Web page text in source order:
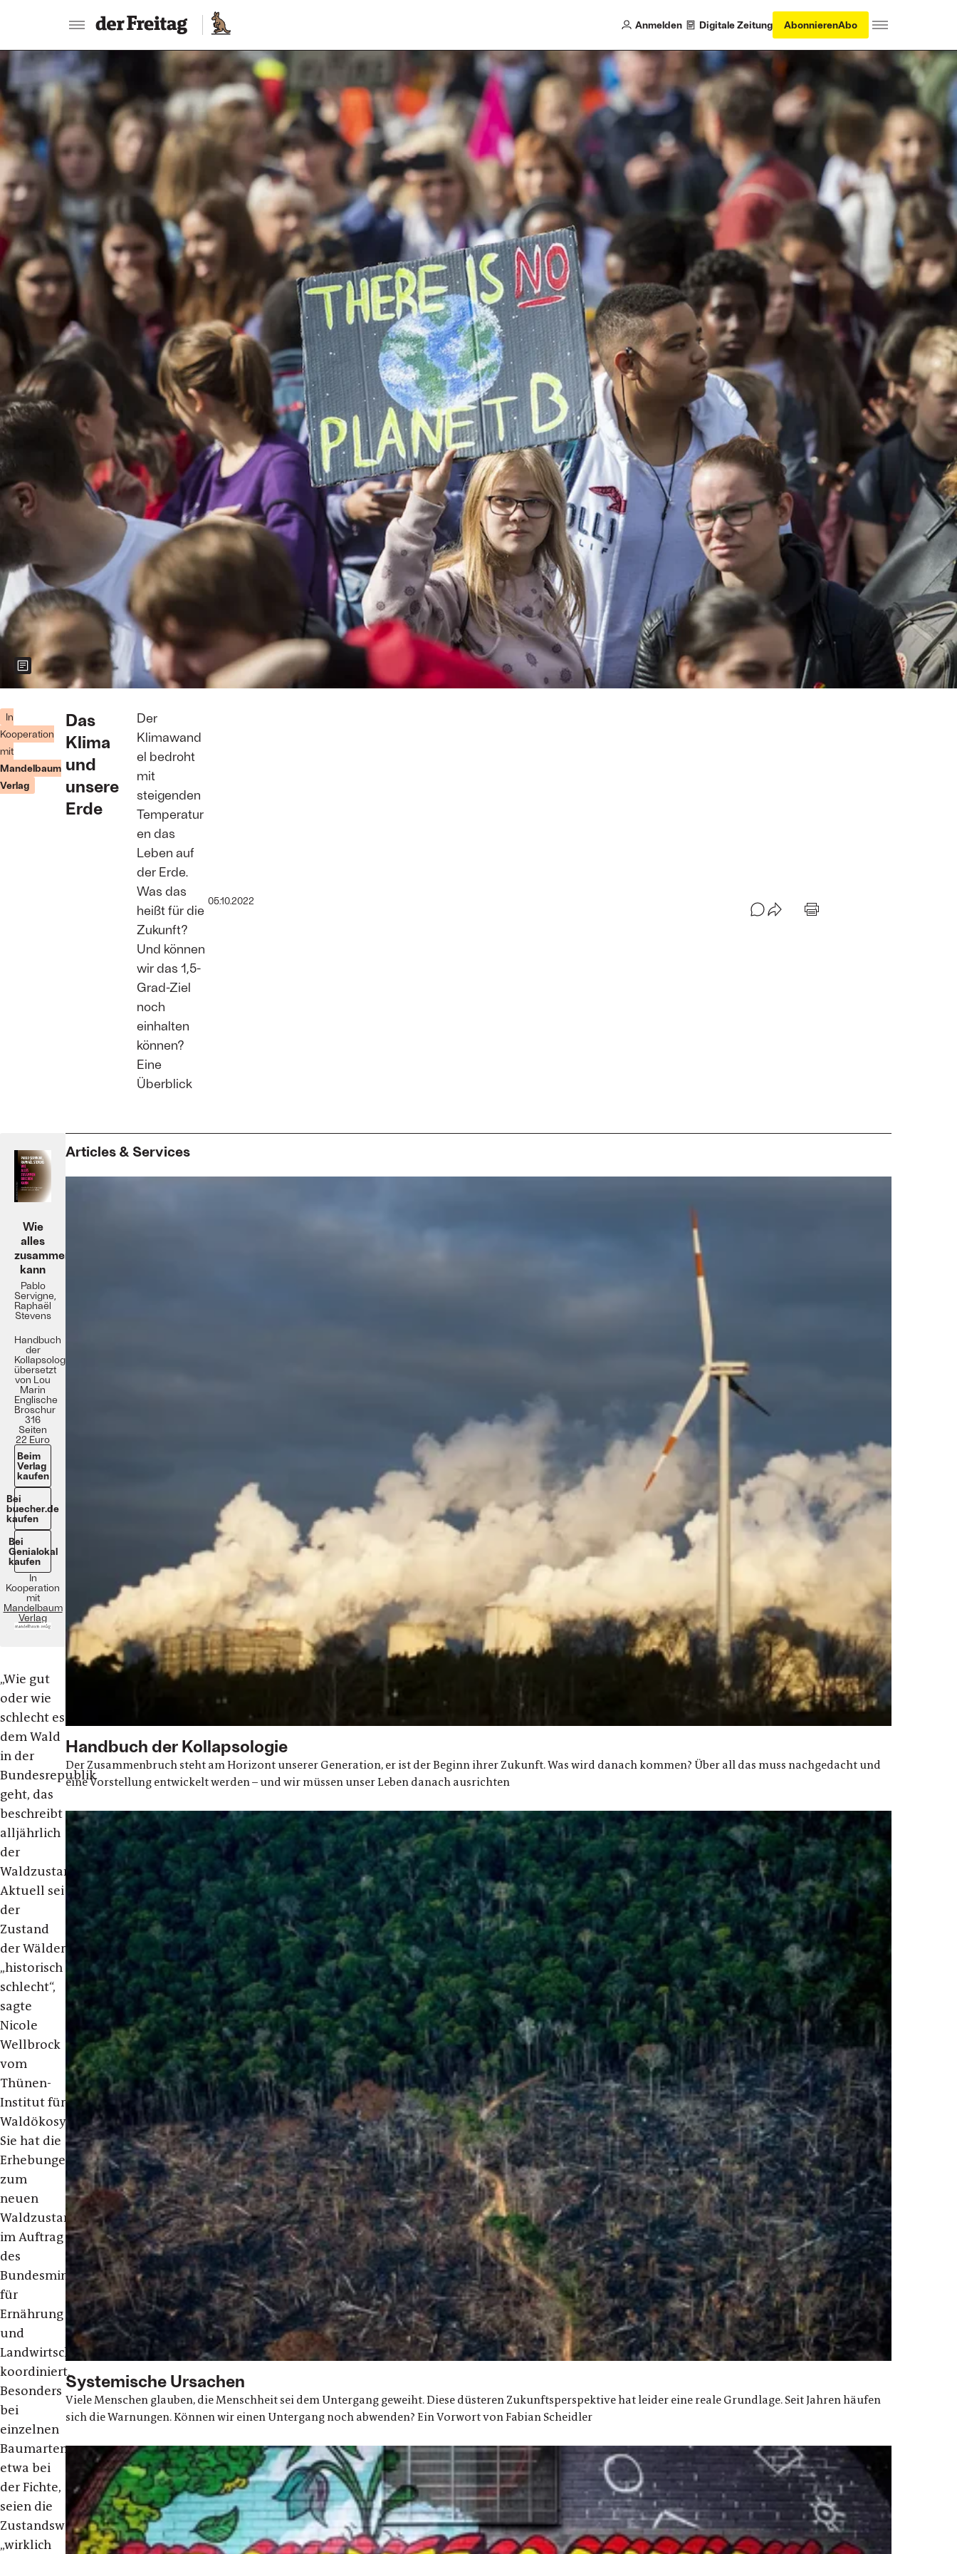
Anmelden Digitale Zeitung AbonnierenAbo
In
Kooperation
mit
Mandelbaum
Verlag
Das
Klima
und
unsere
Erde
Der
Klimawand
el bedroht
mit
steigenden
Temperatur
en das
Leben auf
der Erde.
Was das
heißt für die
Zukunft?
Und können
wir das 1,5-
Grad-Ziel
noch
einhalten
können?
Eine
Überblick
05.10.2022
Zeigt weitere Informationen zum Bild
Lohnes/Getty
Images
Wie
alles
zusammenbrechen
kann
Pablo
Servigne,
Raphaël
Stevens
Handbuch
der
Kollapsologie
übersetzt
von Lou
Marin
Englische
Broschur
316
Seiten
22 Euro
Beim
Verlag
kaufen
Bei
buecher.de
kaufen
Bei
Genialokal
kaufen
In
Kooperation
mit
Mandelbaum
Verlag
„Wie gut
oder wie
schlecht es
dem Wald
in der
Bundesrepublik
geht, das
beschreibt
alljährlich
der
Waldzustandsbericht.
Aktuell sei
der
Zustand
der Wälder
„historisch
schlecht“,
sagte
Nicole
Wellbrock
vom
Thünen-
Institut für
Waldökosysteme.
Sie hat die
Erhebungen
zum
neuen
Waldzustandsbericht
im Auftrag
des
Bundesministeriums
für
Ernährung
und
Landwirtschaft
koordiniert.
Besonders
bei
einzelnen
Baumarten,
etwa bei
der Fichte,
seien die
Zustandswerte
„wirklich
Articles & Services
Handbuch der Kollapsologie
Der Zusammenbruch steht am Horizont unserer Generation, er ist der Beginn ihrer Zukunft. Was wird danach kommen? Über all das muss nachgedacht und
eine Vorstellung entwickelt werden – und wir müssen unser Leben danach ausrichten
Systemische Ursachen
Viele Menschen glauben, die Menschheit sei dem Untergang geweiht. Diese düsteren Zukunftsperspektive hat leider eine reale Grundlage. Seit Jahren häufen
sich die Warnungen. Können wir einen Untergang noch abwenden? Ein Vorwort von Fabian Scheidler